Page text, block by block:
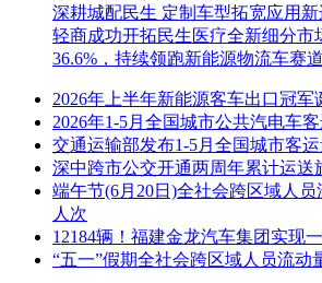
深耕城配民生 定制车型拓宽应用
轻商成功开拓民生医疗全新细分市
36.6%，持续领跑新能源物流车赛
2026年上半年新能源客车出口冠军
2026年1-5月全国城市公共汽电车
交通运输部发布1-5月全国城市客
深中跨市公交开通两周年累计运送
端午节(6月20日)全社会跨区域人员
人次
12184辆！福建金龙汽车集团实现
“五一”假期全社会跨区域人员流动